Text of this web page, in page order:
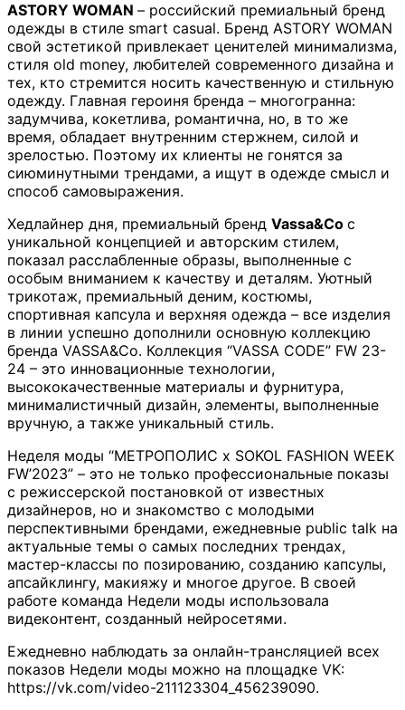
ASTORY WOMAN – российский премиальный бренд
одежды в стиле smart casual. Бренд ASTORY WOMAN
свой эстетикой привлекает ценителей минимализма,
стиля old money, любителей современного дизайна и
тех, кто стремится носить качественную и стильную
одежду. Главная героиня бренда – многогранна:
задумчива, кокетлива, романтична, но, в то же
время, обладает внутренним стержнем, силой и
зрелостью. Поэтому их клиенты не гонятся за
сиюминутными трендами, а ищут в одежде смысл и
способ самовыражения.
Хедлайнер дня, премиальный бренд Vassa&Co с
уникальной концепцией и авторским стилем,
показал расслабленные образы, выполненные с
особым вниманием к качеству и деталям. Уютный
трикотаж, премиальный деним, костюмы,
спортивная капсула и верхняя одежда – все изделия
в линии успешно дополнили основную коллекцию
бренда VASSA&Co. Коллекция “VASSA CODE” FW 23-
24 – это инновационные технологии,
высококачественные материалы и фурнитура,
минималистичный дизайн, элементы, выполненные
вручную, а также уникальный стиль.
Неделя моды “МЕТРОПОЛИС x SOKOL FASHION WEEK
FW’2023” – это не только профессиональные показы
с режиссерской постановкой от известных
дизайнеров, но и знакомство с молодыми
перспективными брендами, ежедневные public talk на
актуальные темы о самых последних трендах,
мастер-классы по позированию, созданию капсулы,
апсайклингу, макияжу и многое другое. В своей
работе команда Недели моды использовала
видеконтент, созданный нейросетями.
Ежедневно наблюдать за онлайн-трансляцией всех
показов Недели моды можно на площадке VK:
https://vk.com/video-211123304_456239090.